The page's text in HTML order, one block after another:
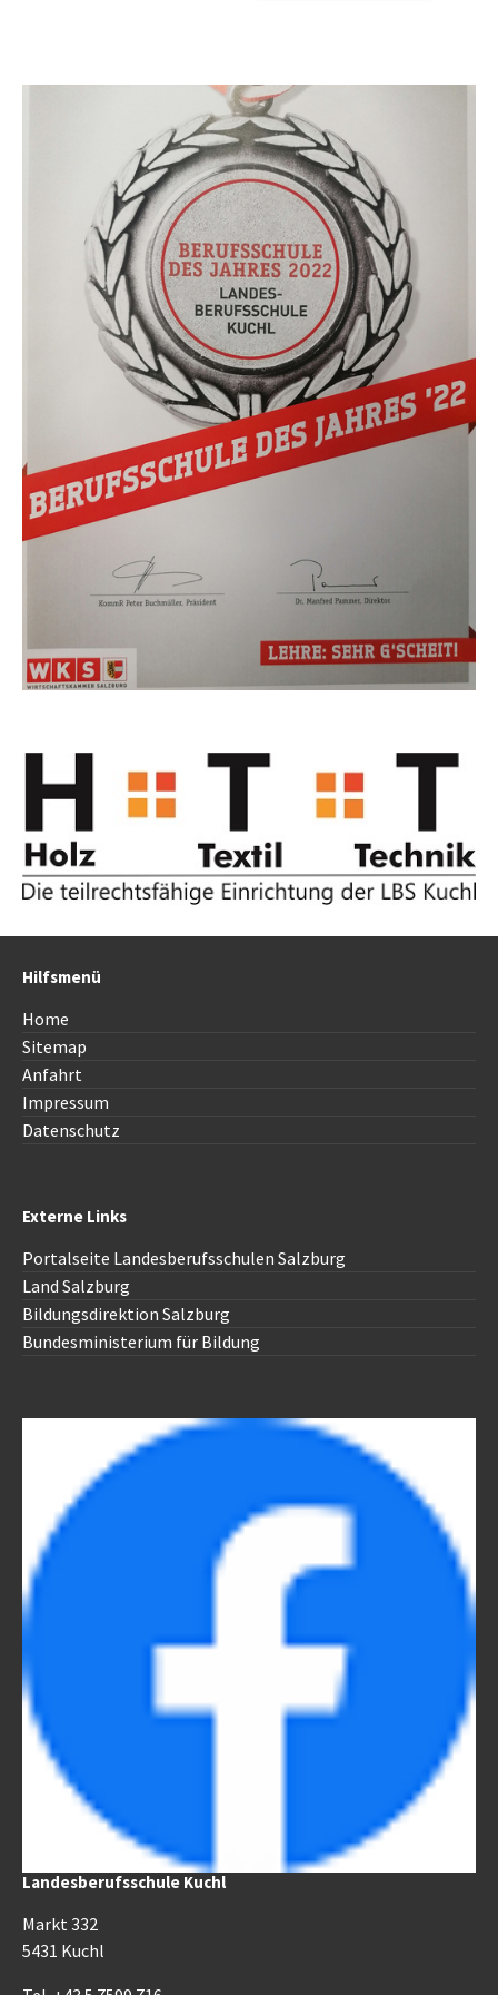
Hilfsmenü
Home
Sitemap
Anfahrt
Impressum
Datenschutz
Externe Links
Portalseite Landesberufsschulen Salzburg
Land Salzburg
Bildungsdirektion Salzburg
Bundesministerium für Bildung
Landesberufsschule Kuchl
Markt 332
5431 Kuchl